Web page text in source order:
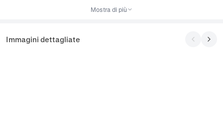
Mostra di più
Immagini dettagliate